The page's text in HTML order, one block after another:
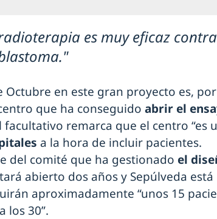
es muy eficaz
Octubre en este gran proyecto es,
que ha conseguido abrir el
facultativo remarca que el centro “es
a la hora de incluir pacientes.
del comité que ha gestionado el
abierto dos años y Sepúlveda está
aproximadamente “unos 15
los 30”.